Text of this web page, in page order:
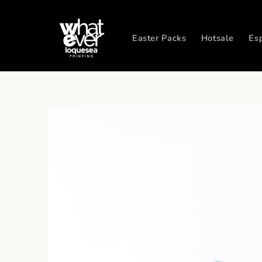
al contenido
Easter Packs Hotsale